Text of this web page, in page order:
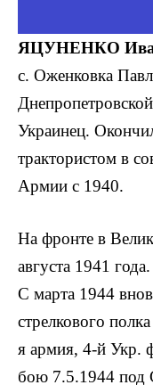
ЯЦУНЕНКО
с. Оженковка
Украинец.
трактористом в
Армии с 1940.
На фронте в
августа 1941
С марта 1944
стрелкового
я армия, 4-й Укр.
бою 7.5.1944 под